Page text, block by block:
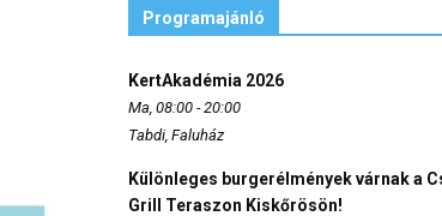
Programajánló
KertAkadémia 2026
Ma, 08:00 - 20:00
Tabdi, Faluház
Különleges burgerélmények várnak a
Grill Teraszon Kiskőrösön!